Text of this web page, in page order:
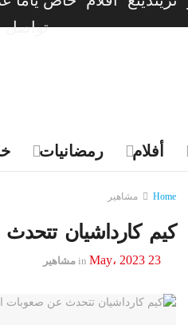
تواصل
رمضانيات أفلام
Home مشاهير
كيم كارداشيان
23 May، 2023 in مشاهير